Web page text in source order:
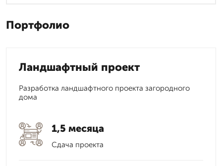
Портфолио
Ландшафтный проект
Разработка ландшафтного проекта загородного
дома
1,5 месяца
Сдача проекта